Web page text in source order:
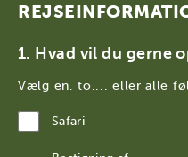
Hvad vil du gerne
Vælg en, to,... eller alle
Safari